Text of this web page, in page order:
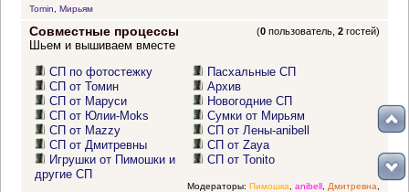
Tomin
Мирьям
Совместные процессы (0 пользователь,2 гостей)
Шьем и вышиваем вместе
СП по фотостежку
СП от Томин
СП от Маруси
СП от Юлии-Moks
СП от Mazzy
СП от Дмитревны
Игрушки от Пимошки и
другие СП
Пасхальные СП
Архив
Новогодние СП
Сумки от Мирьям
СП от Лены-anibell
СП от Zaya
СП от Tonito
Модераторы: Пимошка anibell, Дмитревна